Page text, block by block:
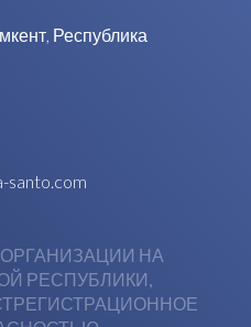
Республика
santo.com
НА
РЕСПУБЛИКИ,